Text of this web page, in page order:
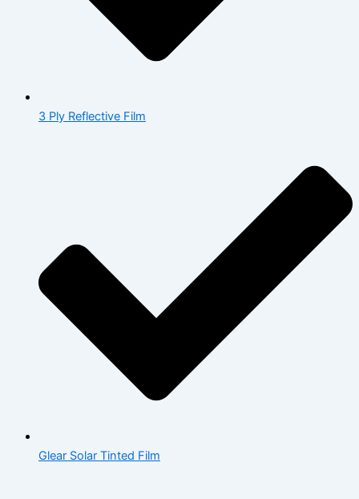
3 Ply Reflective Film
Glear Solar Tinted Film